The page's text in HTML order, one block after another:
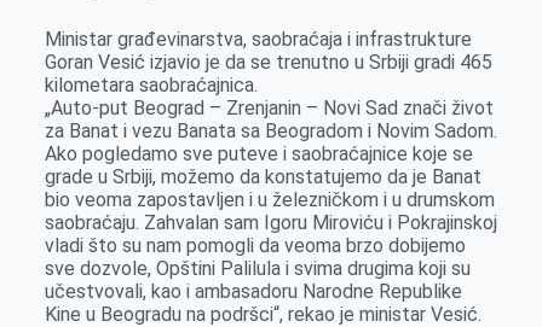
Ministar građevinarstva, saobraćaja i infrastrukture
Goran Vesić izjavio je da se trenutno u Srbiji gradi 465
kilometara saobraćajnica.
„Auto-put Beograd – Zrenjanin – Novi Sad znači život
za Banat i vezu Banata sa Beogradom i Novim Sadom.
Ako pogledamo sve puteve i saobraćajnice koje se
grade u Srbiji, možemo da konstatujemo da je Banat
bio veoma zapostavljen i u železničkom i u drumskom
saobraćaju. Zahvalan sam Igoru Miroviću i Pokrajinskoj
vladi što su nam pomogli da veoma brzo dobijemo
sve dozvole, Opštini Palilula i svima drugima koji su
učestvovali, kao i ambasadoru Narodne Republike
Kine u Beogradu na podršci“, rekao je ministar Vesić.